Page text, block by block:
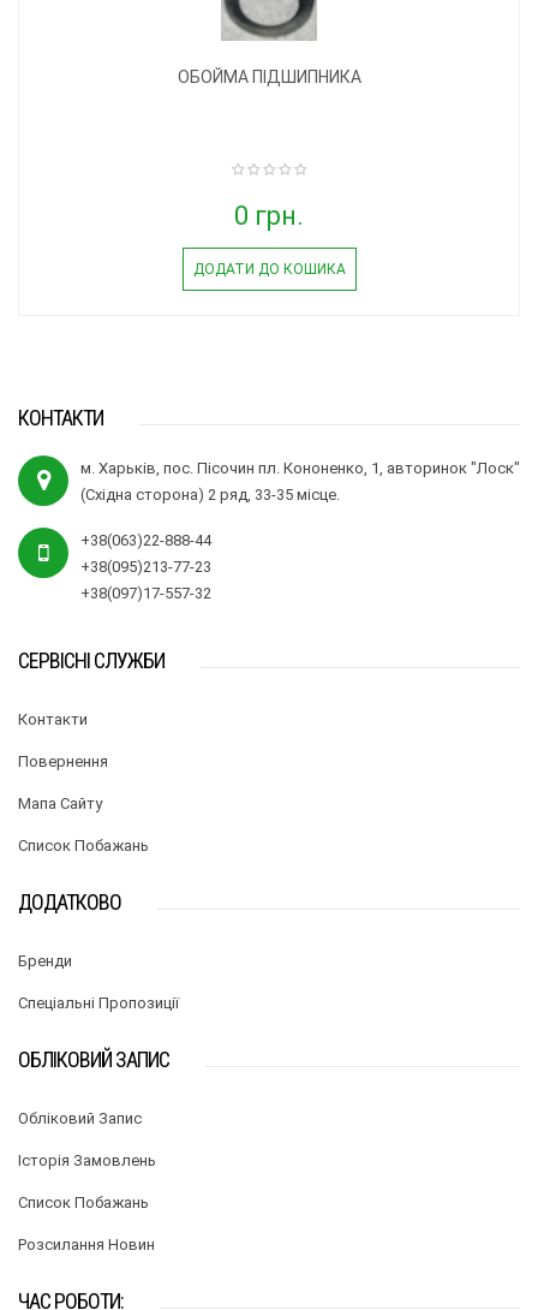
ОБОЙМА ПІДШИПНИКА
0 грн.
ДОДАТИ ДО КОШИКА
КОНТАКТИ
м. Харьків, пос. Пісочин пл. Кононенко, 1, авторинок "Лоск"
(Східна сторона) 2 ряд, 33-35 місце.
+38(063)22-888-44
+38(095)213-77-23
+38(097)17-557-32
СЕРВІСНІ СЛУЖБИ
Контакти
Повернення
Мапа Сайту
Список Побажань
ДОДАТКОВО
Бренди
Спеціальні Пропозиції
ОБЛІКОВИЙ ЗАПИС
Обліковий Запис
Історія Замовлень
Список Побажань
Розсилання Новин
ЧАС РОБОТИ: